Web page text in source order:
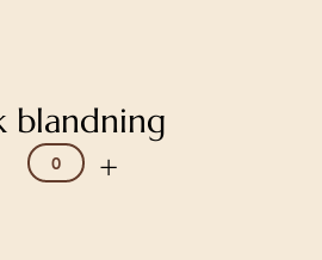
blandning
+